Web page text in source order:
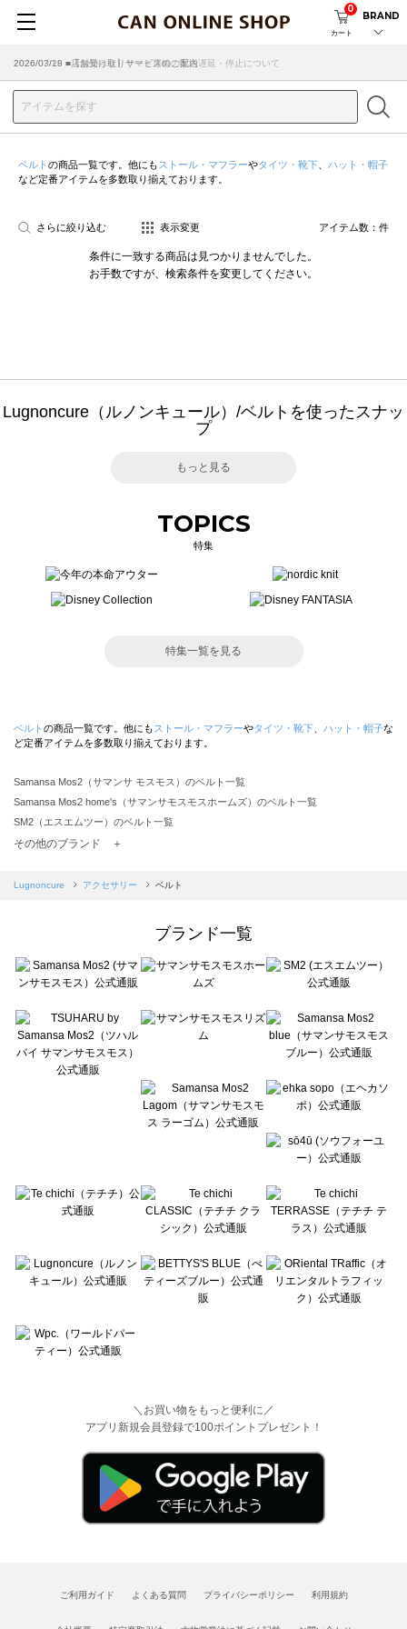
カート
0
BRAND
2026/07/29 ■【お知らせ】ヤマト運輸の配送遅延・停止について
2026/03/18 ■店舗受け取りサービスのご案内
ベルト の商品一覧です。他にも ストール・マフラーやタイツ・靴下
ハット・帽子
など定番アイテムを多数取り揃えております。
さらに絞り込む 表示変更 アイテム数： 件
条件に一致する商品は見つかりませんでした。
お手数ですが、検索条件を変更してください。
Lugnoncure（ルノンキュール）/ベルトを使ったスナッ
プ
もっと見る
TOPICS
特集
特集一覧を見る
ベルト の商品一覧です。他にも ストール・マフラーやタイツ・靴下 ハット・帽子な
ど定番アイテムを多数取り揃えております。
Samansa Mos2（サマンサ モスモス）のベルト一覧
Samansa Mos2 home's（サマンサモスモスホームズ）のベルト一覧
SM2（エスエムツー）のベルト一覧
TSUHARU by Samansa Mos2（ツハルバイサマンサモスモス）のベルト一覧
Samansa Mos2 blue（サマンサモスモス ブルー）のベルト一覧
sō4ū（ソウフォーユー）のベルト一覧
Te chichi（テチチ）のベルト一覧
Te chichi CLASSIC（テチチ クラシック）のベルト一覧
Lugnoncure（ルノンキュール）のベルト一覧
BETTY'S BLUE（べティーズブルー）のベルト一覧
Wpc.（ワールドパーティー）のベルト一覧
その他のブランド ＋
Lugnoncure アクセサリー ベルト
ブランド一覧
＼お買い物をもっと便利に／
アプリ新規会員登録で100ポイントプレゼント！
ご利用ガイド よくある質問 プライバシーポリシー 利用規約